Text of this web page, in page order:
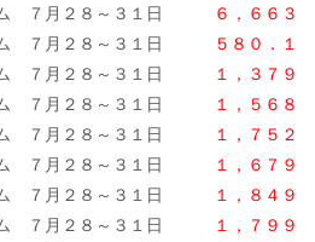
ム ７月２８～３１日
６，６６３
７月２８～３１日
５８０．１
７月２８～３１日
１，３７９
７月２８～３１日
１，５６８
７月２８～３１日
１，７５２
７月２８～３１日
１，６７９
７月２８～３１日
１，８４９
ム ７月２８～３１日
１，７９９